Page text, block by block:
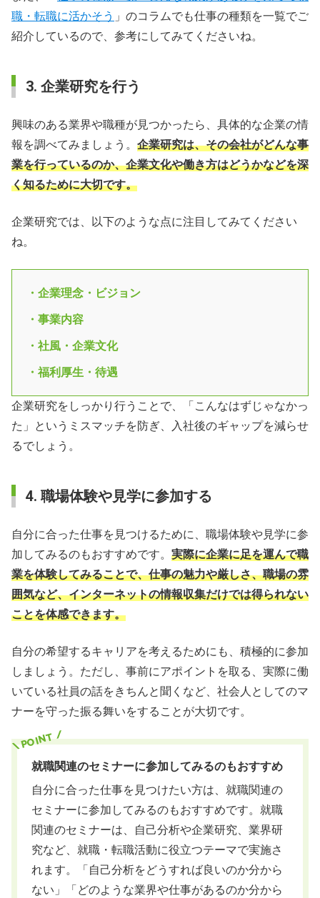
職・転職に活かそう 」のコラムでも仕事の種類を一覧でご
紹介しているので、参考にしてみてくださいね。
3. 企業研究を行う
興味のある業界や職種が見つかったら、具体的な企業の情
報を調べてみましょう。 企業研究は、その会社がどんな事
業を行っているのか、企業文化や働き方はどうかなどを深
く知るために大切です。
企業研究では、以下のような点に注目してみてください
ね。
・企業理念・ビジョン
・事業内容
・社風・企業文化
・福利厚生・待遇
企業研究をしっかり行うことで、「こんなはずじゃなかっ
た」というミスマッチを防ぎ、入社後のギャップを減らせ
るでしょう。
4. 職場体験や見学に参加する
自分に合った仕事を見つけるために、職場体験や見学に参
加してみるのもおすすめです。 実際に企業に足を運んで職
業を体験してみることで、仕事の魅力や厳しさ、職場の雰
囲気など、インターネットの情報収集だけでは得られない
ことを体感できます。
自分の希望するキャリアを考えるためにも、積極的に参加
しましょう。ただし、事前にアポイントを取る、実際に働
いている社員の話をきちんと聞くなど、社会人としてのマ
ナーを守った振る舞いをすることが大切です。
就職関連のセミナーに参加してみるのもおすすめ
自分に合った仕事を見つけたい方は、就職関連の
セミナーに参加してみるのもおすすめです。就職
関連のセミナーは、自己分析や企業研究、業界研
究など、就職・転職活動に役立つテーマで実施さ
れます。「自己分析をどうすれば良いのか分から
ない」「どのような業界や仕事があるのか分から